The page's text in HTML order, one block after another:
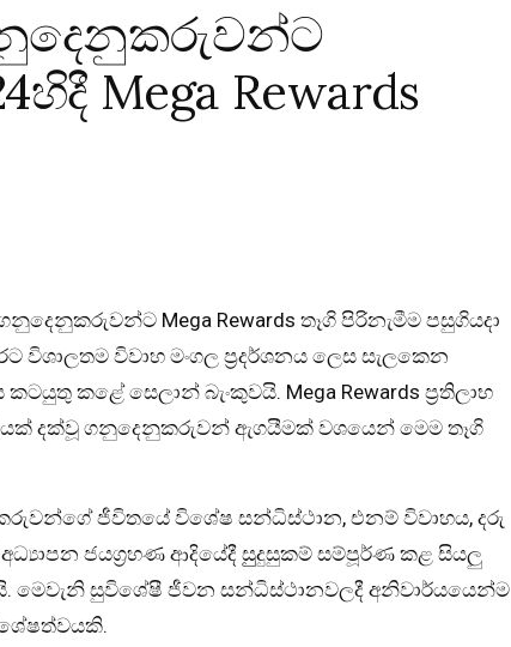
Mega Rewards
Mega Rewards තෑගි පිරිනැමීම පසුගියදා
විශාලතම විවාහ මංගල ප්‍රදර්ශනය ලෙස සැලකෙන
කළේ සෙලාන් බැංකුවයි. Mega Rewards ප්‍රතිලාභ
දක්වූ ගනුදෙනුකරුවන් ඇගයීමක් වශයෙන් මෙම තෑගි
ජීවිතයේ විශේෂ සන්ධිස්ථාන, එනම් විවාහය, දරු
ජයග්‍රහණ ආදියේදී සුුදුසුකම් සම්පූර්ණ කළ සියලු
මෙවැනි සුවිශේෂී ජීවන සන්ධිස්ථානවලදී අනිවාර්යයෙන්ම